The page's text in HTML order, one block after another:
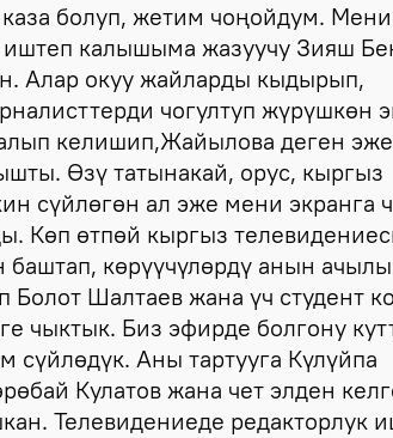
болуп, жетим чоңойдум.
калышыма жазуучу Зияш
Алар окуу жайларды кыдырып,
чогултуп жүрүшкөн
келишип,Жайылова деген
Өзү татынакай, орус, кыргыз
сүйлөгөн ал эже мени экранга
Көп өтпөй кыргыз
баштап, көрүүчүлөрдү анын
Болот Шалтаев жана үч студент
чыктык. Биз эфирде болгону
сүйлөдүк. Аны тартууга Күлүйпа
Кулатов жана чет элден
Телевидениеде редакторлук